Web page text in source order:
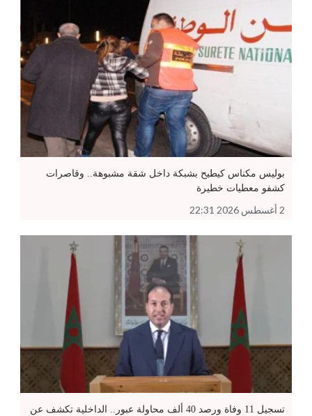
بوليس مكناس كيطيح بشبكة داخل شقة مشبوهة.. وقاصرات
كشفو معطيات خطيرة
2 أغسطس 2026 22:31
تسجيل 11 وفاة ورصد 40 ألف محاولة عبور.. الداخلية تكشف عن